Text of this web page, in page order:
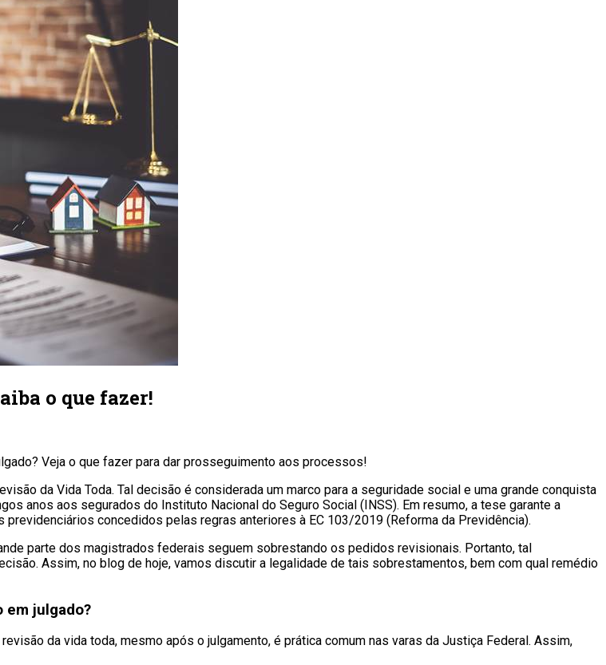
o que fazer!
Veja o que fazer para dar prosseguimento aos processos!
da Vida Toda. Tal decisão é considerada um marco para a seguridade social e uma grande conquista
anos aos segurados do Instituto Nacional do Seguro Social (INSS). Em resumo, a tese garante a
concedidos pelas regras anteriores à EC 103/2019 (Reforma da Previdência).
parte dos magistrados federais seguem sobrestando os pedidos revisionais. Portanto, tal
Assim, no blog de hoje, vamos discutir a legalidade de tais sobrestamentos, bem com qual remédio
em julgado?
da vida toda, mesmo após o julgamento, é prática comum nas varas da Justiça Federal. Assim,